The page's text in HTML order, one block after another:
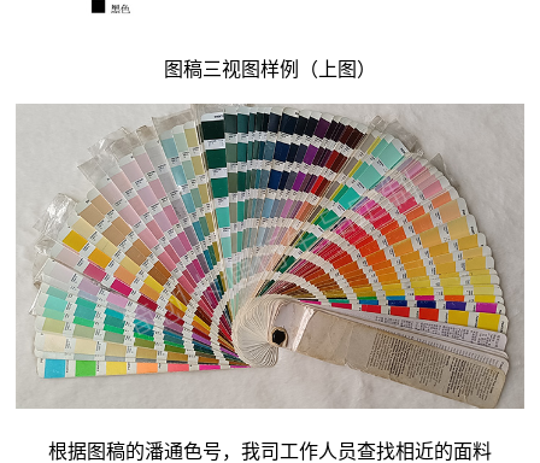
图稿三视图样例（上图）
根据图稿的潘通色号，我司工作人员查找相近的面料